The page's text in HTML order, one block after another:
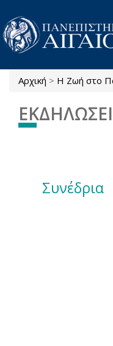
Παράκαμψη προς το
Είστε εδώ
Αρχική > Η Ζωή στο
Συνέδρια